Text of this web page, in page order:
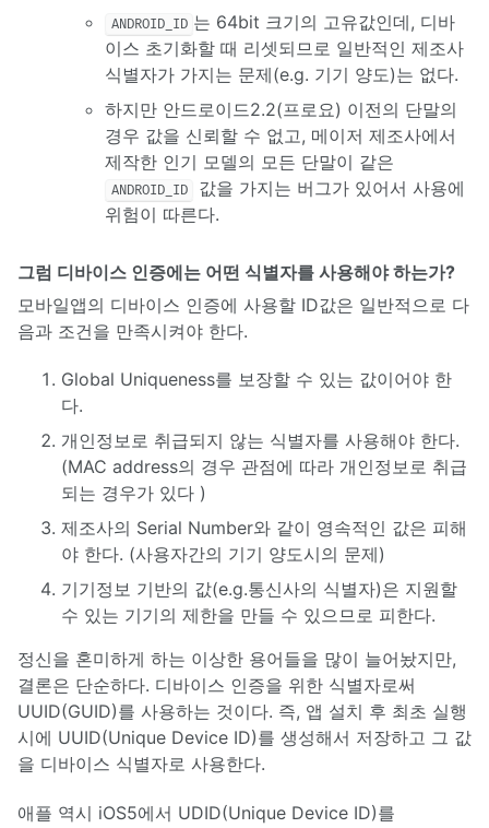
ANDROID_ID 는 64bit 크기의 고유값인데, 디바
이스 초기화할 때 리셋되므로 일반적인 제조사
식별자가 가지는 문제(e.g. 기기 양도)는 없다.
하지만 안드로이드2.2(프로요) 이전의 단말의
경우 값을 신뢰할 수 없고, 메이저 제조사에서
제작한 인기 모델의 모든 단말이 같은
ANDROID_ID
값을 가지는 버그가 있어서 사용에
위험이 따른다.
그럼 디바이스 인증에는 어떤 식별자를 사용해야 하는가?
모바일앱의 디바이스 인증에 사용할 ID값은 일반적으로 다
음과 조건을 만족시켜야 한다.
Global Uniqueness를 보장할 수 있는 값이어야 한
다.
개인정보로 취급되지 않는 식별자를 사용해야 한다.
(MAC address의 경우 관점에 따라 개인정보로 취급
되는 경우가 있다 )
제조사의 Serial Number와 같이 영속적인 값은 피해
야 한다. (사용자간의 기기 양도시의 문제)
기기정보 기반의 값(e.g.통신사의 식별자)은 지원할
수 있는 기기의 제한을 만들 수 있으므로 피한다.
정신을 혼미하게 하는 이상한 용어들을 많이 늘어놨지만,
결론은 단순하다. 디바이스 인증을 위한 식별자로써
UUID(GUID)를 사용하는 것이다. 즉, 앱 설치 후 최초 실행
시에 UUID(Unique Device ID)를 생성해서 저장하고 그 값
을 디바이스 식별자로 사용한다.
애플 역시 iOS5에서 UDID(Unique Device ID)를